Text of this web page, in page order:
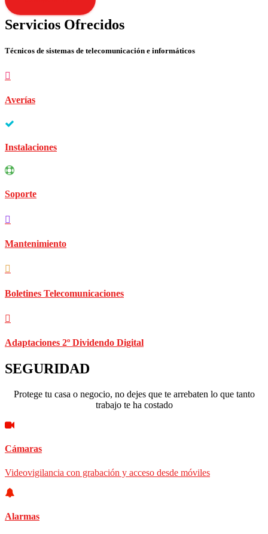
Servicios Ofrecidos
Técnicos de sistemas de telecomunicación e informáticos
Averías
Instalaciones
Soporte
Mantenimiento
Boletines Telecomunicaciones
Adaptaciones 2º Dividendo Digital
SEGURIDAD
Protege tu casa o negocio, no dejes que te arrebaten lo que tanto
trabajo te ha costado
Cámaras
Videovigilancia con grabación y acceso desde móviles
Alarmas